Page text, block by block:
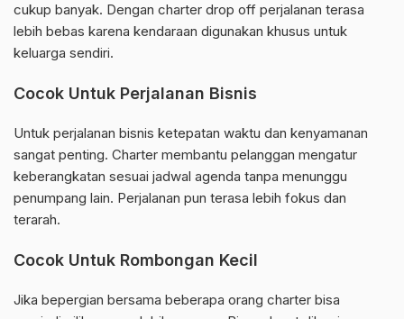
cukup banyak. Dengan charter drop off perjalanan terasa
lebih bebas karena kendaraan digunakan khusus untuk
keluarga sendiri.
Cocok Untuk Perjalanan Bisnis
Untuk perjalanan bisnis ketepatan waktu dan kenyamanan
sangat penting. Charter membantu pelanggan mengatur
keberangkatan sesuai jadwal agenda tanpa menunggu
penumpang lain. Perjalanan pun terasa lebih fokus dan
terarah.
Cocok Untuk Rombongan Kecil
Jika bepergian bersama beberapa orang charter bisa